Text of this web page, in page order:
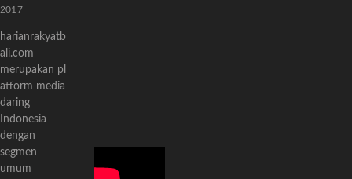
2017
harianrakyatb
ali.com
merupakan pl
atform media
daring
Indonesia
dengan
segmen
umum